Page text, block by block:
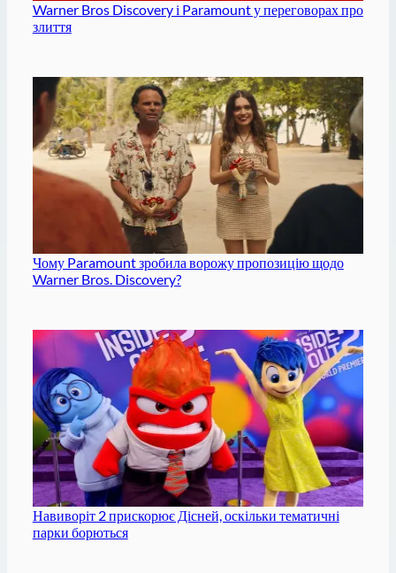
Warner Bros Discovery і Paramount у переговорах про
злиття
Чому Paramount зробила ворожу пропозицію щодо
Warner Bros. Discovery?
Навиворіт 2 прискорює Дісней, оскільки тематичні
парки борються